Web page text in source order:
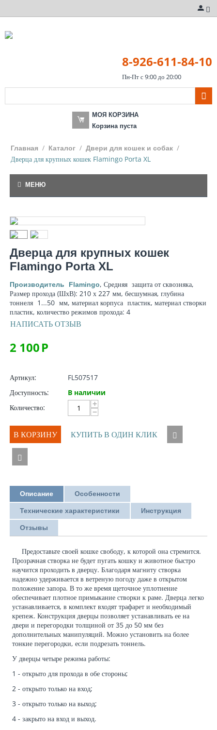
8-926-611-84-10
Пн-Пт с 9:00 до 20:00
МОЯ КОРЗИНА
Корзина пуста
Главная / Каталог / Двери для кошек и собак /
Дверца для крупных кошек Flamingo Porta XL
МЕНЮ
Дверца для крупных кошек
Flamingo Porta XL
Производитель Flamingo, Средняя защита от сквозняка,
Размер прохода (ШхВ): 210 х 227 мм, бесшумная, глубина
тоннеля 1...50 мм, материал корпуса пластик, материал створки
пластик, количество режимов прохода: 4
НАПИСАТЬ ОТЗЫВ
2 100Р
Артикул:
FL507517
Доступность:
В наличии
Количество:
+
−
В КОРЗИНУ КУПИТЬ В ОДИН КЛИК
Описание Особенности
Технические характеристики Инструкция
Отзывы
Предоставьте своей кошке свободу, к которой она стремится.
Прозрачная створка не будет пугать кошку и животное быстро
научится проходить в дверцу. Благодаря магниту створка
надежно удерживается в ветреную погоду даже в открытом
положение запора. В то же время щеточное уплотнение
обеспечивает плотное примыкание створки к раме. Дверца легко
устанавливается, в комплект входят трафарет и необходимый
крепеж. Конструкция дверцы позволяет устанавливать ее на
двери и перегородки толщиной от 35 до 50 мм без
дополнительных манипуляций. Можно установить на более
тонкие перегородки, если подрезать тоннель.
У дверцы четыре режима работы:
1 - открыто для прохода в обе стороны;
2 - открыто только на вход;
3 - открыто только на выход;
4 - закрыто на вход и выход.